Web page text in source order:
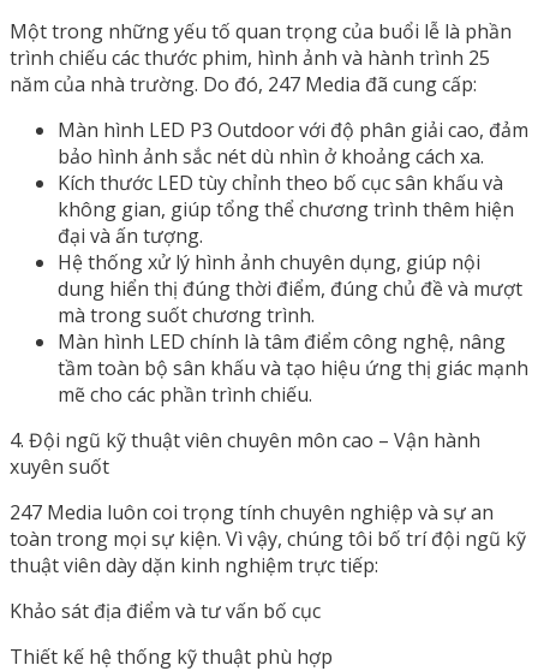
Một trong những yếu tố quan trọng của buổi lễ là phần
trình chiếu các thước phim, hình ảnh và hành trình 25
năm của nhà trường. Do đó, 247 Media đã cung cấp:
Màn hình LED P3 Outdoor với độ phân giải cao, đảm
bảo hình ảnh sắc nét dù nhìn ở khoảng cách xa.
Kích thước LED tùy chỉnh theo bố cục sân khấu và
không gian, giúp tổng thể chương trình thêm hiện
đại và ấn tượng.
Hệ thống xử lý hình ảnh chuyên dụng, giúp nội
dung hiển thị đúng thời điểm, đúng chủ đề và mượt
mà trong suốt chương trình.
Màn hình LED chính là tâm điểm công nghệ, nâng
tầm toàn bộ sân khấu và tạo hiệu ứng thị giác mạnh
mẽ cho các phần trình chiếu.
4. Đội ngũ kỹ thuật viên chuyên môn cao – Vận hành
xuyên suốt
247 Media luôn coi trọng tính chuyên nghiệp và sự an
toàn trong mọi sự kiện. Vì vậy, chúng tôi bố trí đội ngũ kỹ
thuật viên dày dặn kinh nghiệm trực tiếp:
Khảo sát địa điểm và tư vấn bố cục
Thiết kế hệ thống kỹ thuật phù hợp